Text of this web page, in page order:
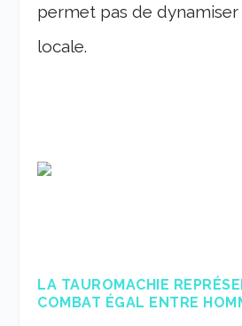
permet pas de dynamiser
locale.
LA TAUROMACHIE
COMBAT ÉGAL ENTRE